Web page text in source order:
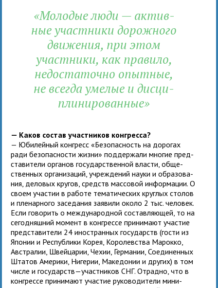
«Молодые люди — актив­
ные участ­ники дорож­ного
дви­же­ния, при этом
участ­ники, как пра­вило,
недо­ста­точно опыт­ные,
не все­гда уме­лые и дис­ци­
пли­ни­ро­ван­ные»
— Каков состав участ­ни­ков кон­гресса?
— Юби­лей­ный кон­гресс «Безопасность на доро­гах
ради без­опас­но­сти жизни» под­дер­жали мно­гие пред­
ста­ви­тели орга­нов государ­ствен­ной вла­сти, обще­
ствен­ных орга­ни­за­ций, учре­жде­ний науки и обра­зо­ва­
ния, дело­вых кру­гов, средств мас­со­вой инфор­ма­ции. О
своем уча­стии в работе тема­ти­че­ских круг­лых сто­лов
и пле­нар­ного засе­да­ния заявили около 2 тыс. чело­век.
Если гово­рить о меж­ду­на­род­ной состав­ля­ю­щей, то на
сего­дняш­ний момент в кон­грессе принимают уча­стие
пред­ста­ви­тели 24 ино­стран­ных госу­дарств (гости из
Японии и Республики Корея, Королевства Марокко,
Австралии, Швейцарии, Чехии, Германии, Соединенных
Штатов Америки, Нигерии, Македонии и других) в том
числе и госу­дарств—участ­ни­ков СНГ. Отрадно, что в
кон­грессе при­нимают уча­стие руко­во­ди­тели мини­